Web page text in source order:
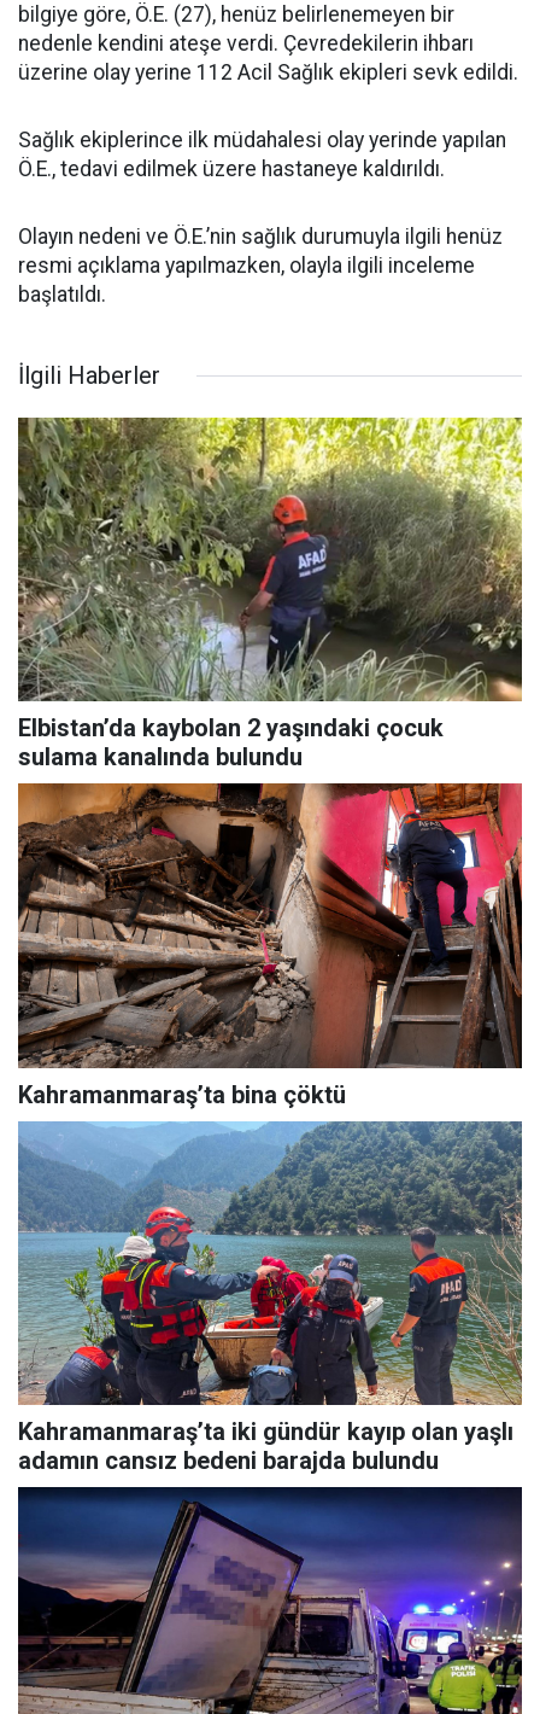
bilgiye göre, Ö.E. (27), henüz belirlenemeyen bir
nedenle kendini ateşe verdi. Çevredekilerin ihbarı
üzerine olay yerine 112 Acil Sağlık ekipleri sevk edildi.
Sağlık ekiplerince ilk müdahalesi olay yerinde yapılan
Ö.E., tedavi edilmek üzere hastaneye kaldırıldı.
Olayın nedeni ve Ö.E.’nin sağlık durumuyla ilgili henüz
resmi açıklama yapılmazken, olayla ilgili inceleme
başlatıldı.
İlgili Haberler
Elbistan’da kaybolan 2 yaşındaki çocuk
sulama kanalında bulundu
Kahramanmaraş’ta bina çöktü
Kahramanmaraş’ta iki gündür kayıp olan yaşlı
adamın cansız bedeni barajda bulundu